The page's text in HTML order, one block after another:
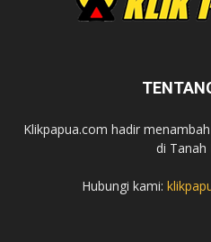
Klikpapua.com hadir
di Tanah
Hubungi kami: